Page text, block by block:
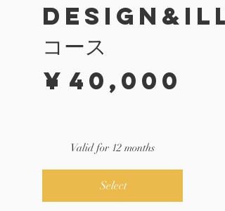
コース
¥ 40,000
Valid for 12 months
Select